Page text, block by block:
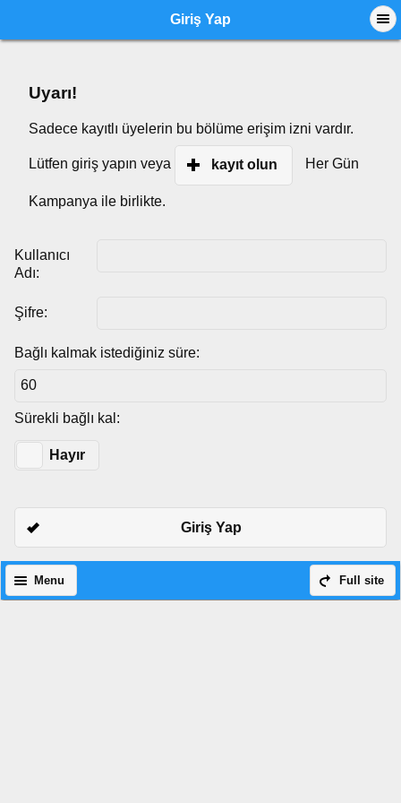
Giriş Yap
Uyarı!
Sadece kayıtlı üyelerin bu bölüme erişim izni vardır.
Lütfen giriş yapın veya kayıt olun Her Gün
Kampanya ile birlikte.
Kullanıcı
Adı:
Şifre:
Bağlı kalmak istediğiniz süre:
Sürekli bağlı kal:
Hayır
Giriş Yap
Full site
Menu